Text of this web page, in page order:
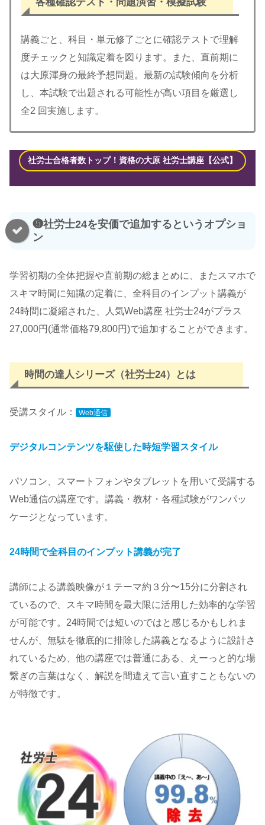
講義ごと、科目・単元修了ごとに確認テストで理解
度チェックと知識定着を図ります。また、直前期に
は大原渾身の最終予想問題。最新の試験傾向を分析
し、本試験で出題される可能性が高い項目を厳選し
全2 回実施します。
社労士合格者数トップ！資格の大原 社労士講座【公式】
❺社労士24を安価で追加するというオプショ
ン
学習初期の全体把握や直前期の総まとめに、またスマホで
スキマ時間に知識の定着に、全科目のインプット講義が
24時間に凝縮された、人気Web講座 社労士24がプラス
27,000円(通常価格79,800円)で追加することができます。
時間の達人シリーズ（社労士24）とは
受講スタイル： Web通信
デジタルコンテンツを駆使した時短学習スタイル
パソコン、スマートフォンやタブレットを用いて受講する
Web通信の講座です。講義・教材・各種試験がワンパッ
ケージとなっています。
24時間で全科目のインプット講義が完了
講師による講義映像が１テーマ約３分〜15分に分割され
ているので、スキマ時間を最大限に活用した効率的な学習
が可能です。24時間では短いのではと感じるかもしれま
せんが、無駄を徹底的に排除した講義となるように設計さ
れているため、他の講座では普通にある、えーっと的な場
繋ぎの言葉はなく、解説を間違えて言い直すこともないの
が特徴です。